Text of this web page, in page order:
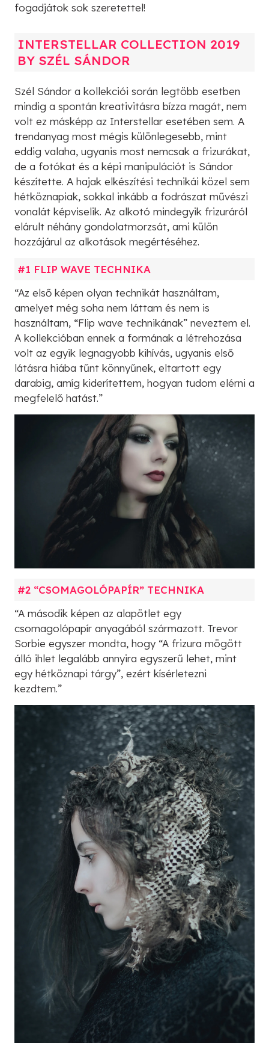
fogadjátok sok szeretettel!
INTERSTELLAR COLLECTION 2019
BY SZÉL SÁNDOR
Szél Sándor a kollekciói során legtöbb esetben
mindig a spontán kreativitásra bízza magát, nem
volt ez másképp az Interstellar esetében sem. A
trendanyag most mégis különlegesebb, mint
eddig valaha, ugyanis most nemcsak a frizurákat,
de a fotókat és a képi manipulációt is Sándor
készítette. A hajak elkészítési technikái közel sem
hétköznapiak, sokkal inkább a fodrászat művészi
vonalát képviselik. Az alkotó mindegyik frizuráról
elárult néhány gondolatmorzsát, ami külön
hozzájárul az alkotások megértéséhez.
#1 FLIP WAVE TECHNIKA
“Az első képen olyan technikát használtam,
amelyet még soha nem láttam és nem is
használtam, “Flip wave technikának” neveztem el.
A kollekcióban ennek a formának a létrehozása
volt az egyik legnagyobb kihívás, ugyanis első
látásra hiába tűnt könnyűnek, eltartott egy
darabig, amíg kiderítettem, hogyan tudom elérni a
megfelelő hatást.”
#2 “CSOMAGOLÓPAPÍR” TECHNIKA
“A második képen az alapötlet egy
csomagolópapír anyagából származott. Trevor
Sorbie egyszer mondta, hogy “A frizura mögött
álló ihlet legalább annyira egyszerű lehet, mint
egy hétköznapi tárgy”, ezért kísérletezni
kezdtem.”